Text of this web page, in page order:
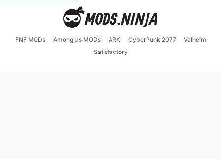
FNF MODs Among Us MODs ARK CyberPunk 2077
Valheim
Satisfactory